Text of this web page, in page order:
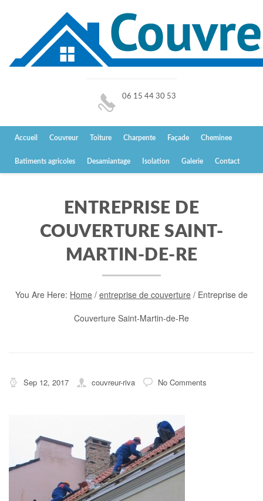
06 15 44 30 53
Accueil Couvreur Toiture Charpente Façade Cheminee
Batiments agricoles Desamiantage Isolation Galerie Contact
ENTREPRISE DE
COUVERTURE SAINT-
MARTIN-DE-RE
You Are Here: Home / entreprise de couverture / Entreprise de
Couverture Saint-Martin-de-Re
Sep 12, 2017 couvreur-riva No Comments